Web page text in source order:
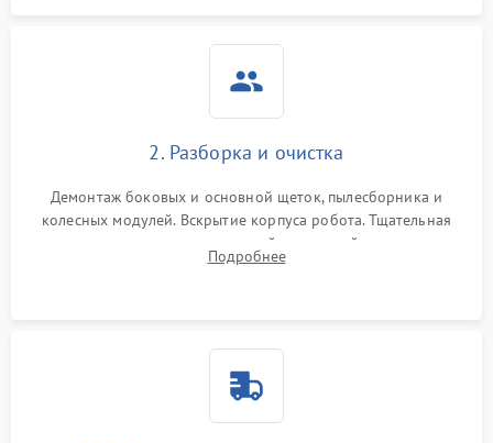
2. Разборка и очистка
Демонтаж боковых и основной щеток, пылесборника и
колесных модулей. Вскрытие корпуса робота. Тщательная
очистка внутренних полостей, шестерней и плат от
скопившейся пыли, волос и шерсти животных с
Подробнее